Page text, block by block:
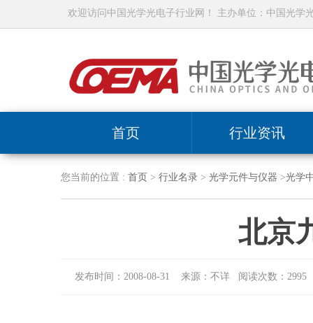
欢迎访问中国光学光电子行业网！ 主办单位：中国光学
首页 行业资讯
您当前的位置 : 首页 > 行业名录> 光学元件与仪器 >光学
北京
发布时间：2008-08-31 来源：不详 阅读次数：2995